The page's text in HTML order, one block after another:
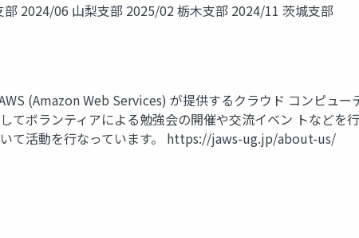
2024/06 山梨支部 2025/02 栃木支部 2024/11 茨城支部
(Amazon Web Services) が提供するクラウド コンピュ
てボランティアによる勉強会の開催や交流イベン トなどを
て活動を行なっています。 https://jaws-ug.jp/about-us/